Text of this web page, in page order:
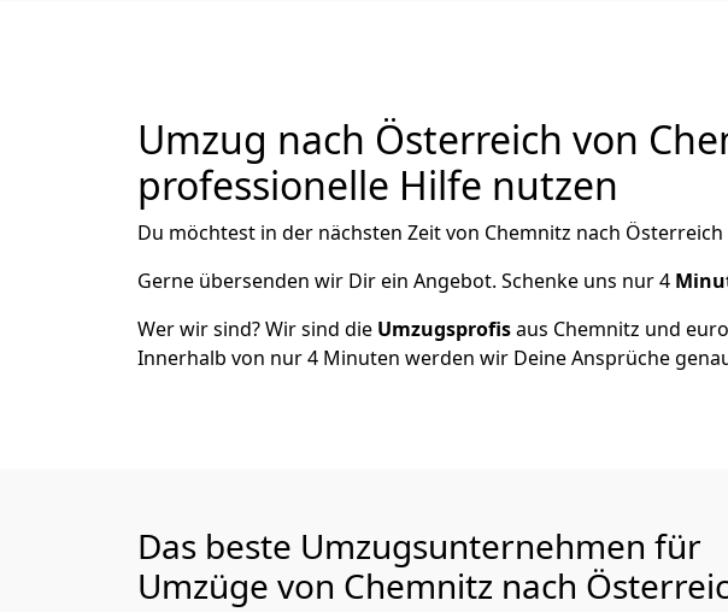
Umzug nach Österreich von
professionelle Hilfe nutzen
Du möchtest in der nächsten Zeit von Chemnitz nach Österreich
Gerne übersenden wir Dir ein Angebot. Schenke uns nur4
Wer wir sind? Wir sind die Umzugsprofisaus Chemnitz und
Innerhalb von nur4 Minuten werden wir Deine Ansprüche
Das beste Umzugsunternehmen für
Umzüge von Chemnitz nach